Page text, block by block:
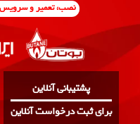
نصب، تعمیر و سرویس
پشتیبانی آنلاین
برای ثبت درخواست آنلاین